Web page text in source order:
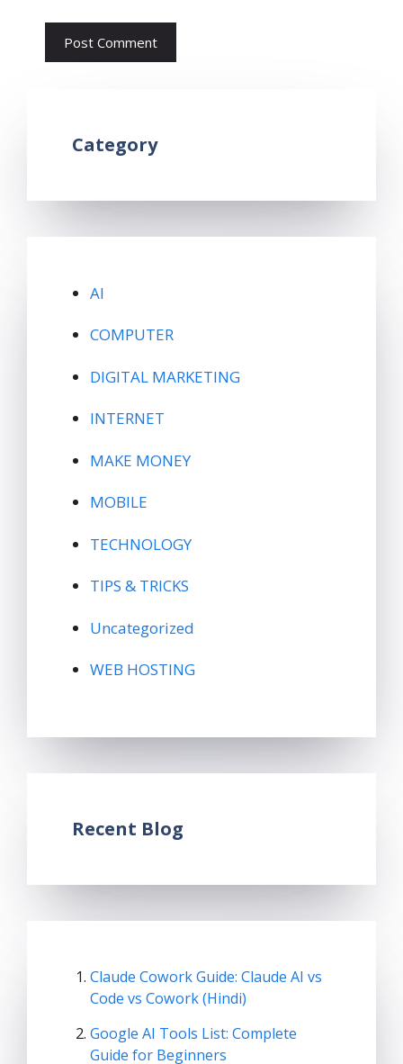
Category
AI
COMPUTER
DIGITAL MARKETING
INTERNET
MAKE MONEY
MOBILE
TECHNOLOGY
TIPS & TRICKS
Uncategorized
WEB HOSTING
Recent Blog
Claude Cowork Guide: Claude AI vs
Code vs Cowork (Hindi)
Google AI Tools List: Complete
Guide for Beginners